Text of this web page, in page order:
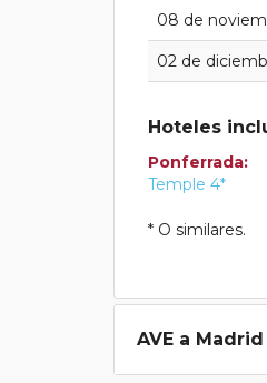
08 de
02 de
Hoteles
Ponferrada:
Temple 4*
* O similares.
AVE a